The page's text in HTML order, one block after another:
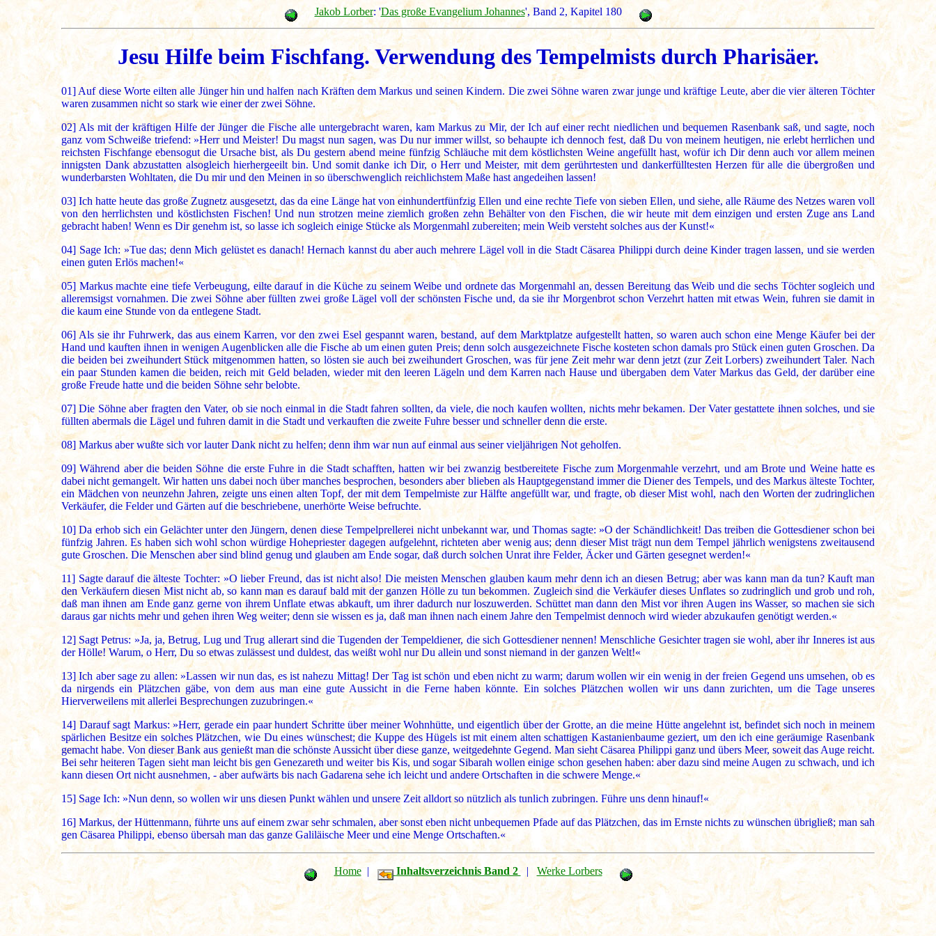
Jakob Lorber: 'Das große Evangelium Johannes', Band 2, Kapitel 180
Jesu Hilfe beim Fischfang. Verwendung des Tempelmists durch Pharisäer.
01] Auf diese Worte eilten alle Jünger hin und halfen nach Kräften dem Markus und seinen Kindern. Die zwei Söhne waren zwar junge und kräftige Leute, aber die vier älteren Töchter
waren zusammen nicht so stark wie einer der zwei Söhne.
02] Als mit der kräftigen Hilfe der Jünger die Fische alle untergebracht waren, kam Markus zu Mir, der Ich auf einer recht niedlichen und bequemen Rasenbank saß, und sagte, noch
ganz vom Schweiße triefend: »Herr und Meister! Du magst nun sagen, was Du nur immer willst, so behaupte ich dennoch fest, daß Du von meinem heutigen, nie erlebt herrlichen und
reichsten Fischfange ebensogut die Ursache bist, als Du gestern abend meine fünfzig Schläuche mit dem köstlichsten Weine angefüllt hast, wofür ich Dir denn auch vor allem meinen
innigsten Dank abzustatten alsogleich hierhergeeilt bin. Und somit danke ich Dir, o Herr und Meister, mit dem gerührtesten und dankerfülltesten Herzen für alle die übergroßen und
wunderbarsten Wohltaten, die Du mir und den Meinen in so überschwenglich reichlichstem Maße hast angedeihen lassen!
03] Ich hatte heute das große Zugnetz ausgesetzt, das da eine Länge hat von einhundertfünfzig Ellen und eine rechte Tiefe von sieben Ellen, und siehe, alle Räume des Netzes waren voll
von den herrlichsten und köstlichsten Fischen! Und nun strotzen meine ziemlich großen zehn Behälter von den Fischen, die wir heute mit dem einzigen und ersten Zuge ans Land
gebracht haben! Wenn es Dir genehm ist, so lasse ich sogleich einige Stücke als Morgenmahl zubereiten; mein Weib versteht solches aus der Kunst!«
04] Sage Ich: »Tue das; denn Mich gelüstet es danach! Hernach kannst du aber auch mehrere Lägel voll in die Stadt Cäsarea Philippi durch deine Kinder tragen lassen, und sie werden
einen guten Erlös machen!«
05] Markus machte eine tiefe Verbeugung, eilte darauf in die Küche zu seinem Weibe und ordnete das Morgenmahl an, dessen Bereitung das Weib und die sechs Töchter sogleich und
alleremsigst vornahmen. Die zwei Söhne aber füllten zwei große Lägel voll der schönsten Fische und, da sie ihr Morgenbrot schon Verzehrt hatten mit etwas Wein, fuhren sie damit in
die kaum eine Stunde von da entlegene Stadt.
06] Als sie ihr Fuhrwerk, das aus einem Karren, vor den zwei Esel gespannt waren, bestand, auf dem Marktplatze aufgestellt hatten, so waren auch schon eine Menge Käufer bei der
Hand und kauften ihnen in wenigen Augenblicken alle die Fische ab um einen guten Preis; denn solch ausgezeichnete Fische kosteten schon damals pro Stück einen guten Groschen. Da
die beiden bei zweihundert Stück mitgenommen hatten, so lösten sie auch bei zweihundert Groschen, was für jene Zeit mehr war denn jetzt (zur Zeit Lorbers) zweihundert Taler. Nach
ein paar Stunden kamen die beiden, reich mit Geld beladen, wieder mit den leeren Lägeln und dem Karren nach Hause und übergaben dem Vater Markus das Geld, der darüber eine
große Freude hatte und die beiden Söhne sehr belobte.
07] Die Söhne aber fragten den Vater, ob sie noch einmal in die Stadt fahren sollten, da viele, die noch kaufen wollten, nichts mehr bekamen. Der Vater gestattete ihnen solches, und sie
füllten abermals die Lägel und fuhren damit in die Stadt und verkauften die zweite Fuhre besser und schneller denn die erste.
08] Markus aber wußte sich vor lauter Dank nicht zu helfen; denn ihm war nun auf einmal aus seiner vieljährigen Not geholfen.
09] Während aber die beiden Söhne die erste Fuhre in die Stadt schafften, hatten wir bei zwanzig bestbereitete Fische zum Morgenmahle verzehrt, und am Brote und Weine hatte es
dabei nicht gemangelt. Wir hatten uns dabei noch über manches besprochen, besonders aber blieben als Hauptgegenstand immer die Diener des Tempels, und des Markus älteste Tochter,
ein Mädchen von neunzehn Jahren, zeigte uns einen alten Topf, der mit dem Tempelmiste zur Hälfte angefüllt war, und fragte, ob dieser Mist wohl, nach den Worten der zudringlichen
Verkäufer, die Felder und Gärten auf die beschriebene, unerhörte Weise befruchte.
10] Da erhob sich ein Gelächter unter den Jüngern, denen diese Tempelprellerei nicht unbekannt war, und Thomas sagte: »O der Schändlichkeit! Das treiben die Gottesdiener schon bei
fünfzig Jahren. Es haben sich wohl schon würdige Hohepriester dagegen aufgelehnt, richteten aber wenig aus; denn dieser Mist trägt nun dem Tempel jährlich wenigstens zweitausend
gute Groschen. Die Menschen aber sind blind genug und glauben am Ende sogar, daß durch solchen Unrat ihre Felder, Äcker und Gärten gesegnet werden!«
11] Sagte darauf die älteste Tochter: »O lieber Freund, das ist nicht also! Die meisten Menschen glauben kaum mehr denn ich an diesen Betrug; aber was kann man da tun? Kauft man
den Verkäufern diesen Mist nicht ab, so kann man es darauf bald mit der ganzen Hölle zu tun bekommen. Zugleich sind die Verkäufer dieses Unflates so zudringlich und grob und roh,
daß man ihnen am Ende ganz gerne von ihrem Unflate etwas abkauft, um ihrer dadurch nur loszuwerden. Schüttet man dann den Mist vor ihren Augen ins Wasser, so machen sie sich
daraus gar nichts mehr und gehen ihren Weg weiter; denn sie wissen es ja, daß man ihnen nach einem Jahre den Tempelmist dennoch wird wieder abzukaufen genötigt werden.«
12] Sagt Petrus: »Ja, ja, Betrug, Lug und Trug allerart sind die Tugenden der Tempeldiener, die sich Gottesdiener nennen! Menschliche Gesichter tragen sie wohl, aber ihr Inneres ist aus
der Hölle! Warum, o Herr, Du so etwas zulässest und duldest, das weißt wohl nur Du allein und sonst niemand in der ganzen Welt!«
13]Ich aber sage zu allen: »Lassen wir nun das, es ist nahezu Mittag! Der Tag ist schön und eben nicht zu warm; darum wollen wir ein wenig in der freien Gegend uns umsehen, ob es
da nirgends ein Plätzchen gäbe, von dem aus man eine gute Aussicht in die Ferne haben könnte. Ein solches Plätzchen wollen wir uns dann zurichten, um die Tage unseres
Hierverweilens mit allerlei Besprechungen zuzubringen.«
14] Darauf sagt Markus: »Herr, gerade ein paar hundert Schritte über meiner Wohnhütte, und eigentlich über der Grotte, an die meine Hütte angelehnt ist, befindet sich noch in meinem
spärlichen Besitze ein solches Plätzchen, wie Du eines wünschest; die Kuppe des Hügels ist mit einem alten schattigen Kastanienbaume geziert, um den ich eine geräumige Rasenbank
gemacht habe. Von dieser Bank aus genießt man die schönste Aussicht über diese ganze, weitgedehnte Gegend. Man sieht Cäsarea Philippi ganz und übers Meer, soweit das Auge reicht.
Bei sehr heiteren Tagen sieht man leicht bis gen Genezareth und weiter bis Kis, und sogar Sibarah wollen einige schon gesehen haben: aber dazu sind meine Augen zu schwach, und ich
kann diesen Ort nicht ausnehmen, - aber aufwärts bis nach Gadarena sehe ich leicht und andere Ortschaften in die schwere Menge.«
15]Sage Ich: »Nun denn, so wollen wir uns diesen Punkt wählen und unsere Zeit alldort so nützlich als tunlich zubringen. Führe uns denn hinauf!«
16] Markus, der Hüttenmann, führte uns auf einem zwar sehr schmalen, aber sonst eben nicht unbequemen Pfade auf das Plätzchen, das im Ernste nichts zu wünschen übrigließ; man sah
gen Cäsarea Philippi, ebenso übersah man das ganze Galiläische Meer und eine Menge Ortschaften.«
Home| Inhaltsverzeichnis Band 2 | Werke Lorbers